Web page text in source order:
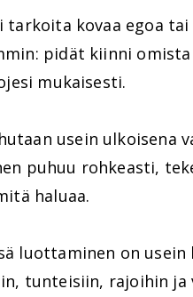
tarkoita kovaa egoa
pidät kiinni
mukaisesti.
usein ulkoisena
puhuu rohkeasti,
haluaa.
luottaminen on usein
tunteisiin, rajoihin